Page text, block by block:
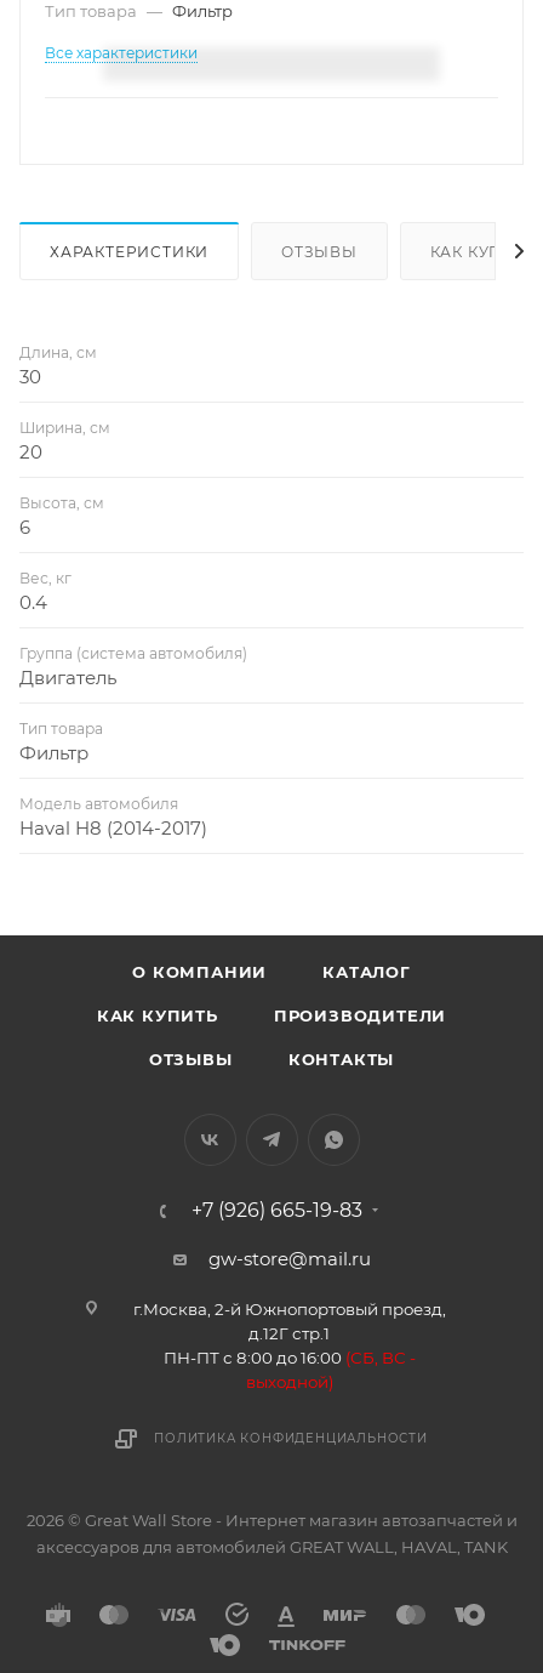
Тип товара — Фильтр
Все характеристики
ХАРАКТЕРИСТИКИ ОТЗЫВЫ КАК КУПИТЬ
Длина, см
30
Ширина, см
20
Высота, см
6
Вес, кг
0.4
Группа (система автомобиля)
Двигатель
Тип товара
Фильтр
Модель автомобиля
Haval H8 (2014-2017)
О КОМПАНИИ КАТАЛОГ
КАК КУПИТЬ ПРОИЗВОДИТЕЛИ
ОТЗЫВЫ КОНТАКТЫ
+7 (926) 665-19-83
gw-store@mail.ru
г.Москва, 2-й Южнопортовый проезд,
д.12Г стр.1
ПН-ПТ с 8:00 до 16:00 (СБ, ВС -
выходной)
ПОЛИТИКА КОНФИДЕНЦИАЛЬНОСТИ
2026 © Great Wall Store - Интернет магазин автозапчастей и
аксессуаров для автомобилей GREAT WALL, HAVAL, TANK